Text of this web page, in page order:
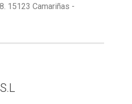
15123 Camariñas -